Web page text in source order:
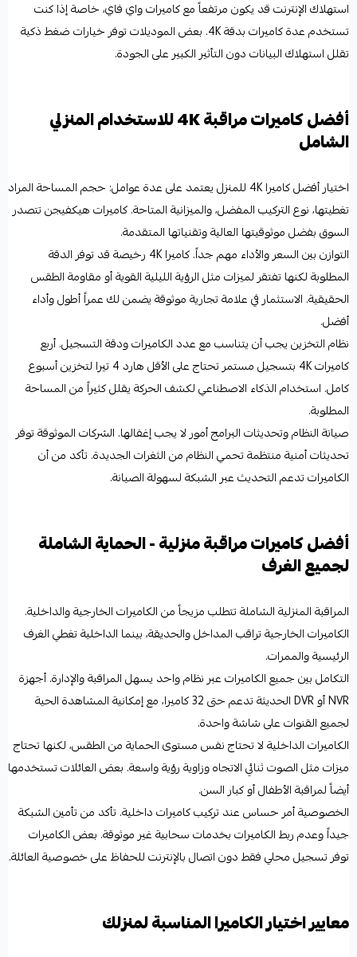
استهلاك الإنترنت قد يكون مرتفعاً مع كاميرات واي فاي، خاصة إذا كنت
تستخدم عدة كاميرات بدقة 4K. بعض الموديلات توفر خيارات ضغط ذكية
تقلل استهلاك البيانات دون التأثير الكبير على الجودة.
أفضل كاميرات مراقبة 4K للاستخدام المنزلي
الشامل
اختيار أفضل كاميرا 4K للمنزل يعتمد على عدة عوامل: حجم المساحة المراد
تغطيتها، نوع التركيب المفضل، والميزانية المتاحة. كاميرات هيكفيجن تتصدر
السوق بفضل موثوقيتها العالية وتقنياتها المتقدمة.
التوازن بين السعر والأداء مهم جداً. كاميرا 4K رخيصة قد توفر الدقة
المطلوبة لكنها تفتقر لميزات مثل الرؤية الليلية القوية أو مقاومة الطقس
الحقيقية. الاستثمار في علامة تجارية موثوقة يضمن لك عمراً أطول وأداء
أفضل.
نظام التخزين يجب أن يتناسب مع عدد الكاميرات ودقة التسجيل. أربع
كاميرات 4K بتسجيل مستمر تحتاج على الأقل هارد 4 تيرا لتخزين أسبوع
كامل. استخدام الذكاء الاصطناعي لكشف الحركة يقلل كثيراً من المساحة
المطلوبة.
صيانة النظام وتحديثات البرامج أمور لا يجب إغفالها. الشركات الموثوقة توفر
تحديثات أمنية منتظمة تحمي النظام من الثغرات الجديدة. تأكد من أن
الكاميرات تدعم التحديث عبر الشبكة لسهولة الصيانة.
أفضل كاميرات مراقبة منزلية - الحماية الشاملة
لجميع الغرف
المراقبة المنزلية الشاملة تتطلب مزيجاً من الكاميرات الخارجية والداخلية.
الكاميرات الخارجية تراقب المداخل والحديقة، بينما الداخلية تغطي الغرف
الرئيسية والممرات.
التكامل بين جميع الكاميرات عبر نظام واحد يسهل المراقبة والإدارة. أجهزة
NVR أو DVR الحديثة تدعم حتى 32 كاميرا، مع إمكانية المشاهدة الحية
لجميع القنوات على شاشة واحدة.
الكاميرات الداخلية لا تحتاج نفس مستوى الحماية من الطقس، لكنها تحتاج
ميزات مثل الصوت ثنائي الاتجاه وزاوية رؤية واسعة. بعض العائلات تستخدمها
أيضاً لمراقبة الأطفال أو كبار السن.
الخصوصية أمر حساس عند تركيب كاميرات داخلية. تأكد من تأمين الشبكة
جيداً وعدم ربط الكاميرات بخدمات سحابية غير موثوقة. بعض الكاميرات
توفر تسجيل محلي فقط دون اتصال بالإنترنت للحفاظ على خصوصية العائلة.
معايير اختيار الكاميرا المناسبة لمنزلك